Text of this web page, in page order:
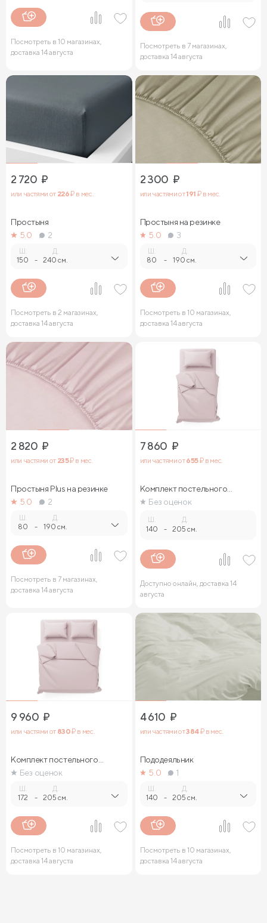
Посмотреть в 10 магазинах,
доставка 14 августа
Посмотреть в 7 магазинах,
доставка 14 августа
2 720 ₽
или частями от 226₽ в мес.
Простыня
5.0
2
150 -
Д.
240 см.
Посмотреть в 2 магазинах,
доставка 14 августа
2 300 ₽
или частями от191 ₽ в мес.
Простыня на резинке
5.0
3
80 -
Д.
190 см.
Посмотреть в 10 магазинах,
доставка 14 августа
2 820 ₽
или частями от 235₽ в мес.
Простыня Plus на резинке
5.0
2
80 -
Д.
190 см.
Посмотреть в 7 магазинах,
доставка 14 августа
7 860 ₽
или частями от655₽ в мес.
Комплект постельного
бельяБез оценок
140 -
Д.
205 см.
Доступно онлайн, доставка 14
августа
9 960 ₽
или частями от 830₽ в мес.
Комплект постельного
бельяБез оценок
172 -
Д.
205 см.
Посмотреть в 10 магазинах,
доставка 14 августа
4 610 ₽
или частями от384₽ в мес.
Пододеяльник
5.0
1
140 -
Д.
205 см.
Посмотреть в 10 магазинах,
доставка 14 августа